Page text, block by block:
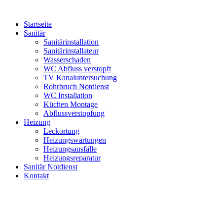
Startseite
Sanitär
Sanitärinstallation
Sanitärinstallateur
Wasserschaden
WC Abfluss verstopft
TV Kanaluntersuchung
Rohrbruch Notdienst
WC Installation
Küchen Montage
Abflussverstopfung
Heizung
Leckortung
Heizungswartungen
Heizungsausfälle
Heizungsreparatur
Sanitär Notdienst
Kontakt